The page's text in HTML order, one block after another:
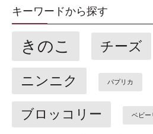
キーワードから探す
きのこ チーズ
ニンニク パプリカ
ブロッコリー ベビー